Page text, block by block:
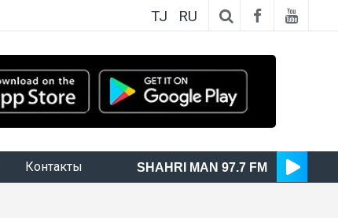
TJ RU
Контакты SHAHRI MAN 97.7 FM